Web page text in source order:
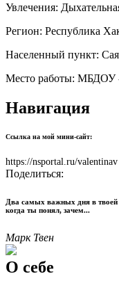
Увлечения:
Регион: Республика
Населенный пункт:
Место работы: МБДОУ -
Навигация
Ссылка на мой мини-сайт:
https://nsportal.ru/valentinav
Поделиться:
Два самых важных дня в твоей
когда ты понял, зачем...
Марк Твен
О себе